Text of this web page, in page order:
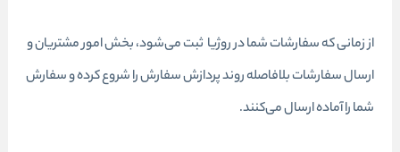
از زمانی که سفارشات شما در روژیا ثبت می‌شود، بخش امور مشتریان و
ارسال سفارشات بلافاصله روند پردازش سفارش را شروع کرده و سفارش
شما را آماده ارسال می‌کنند.